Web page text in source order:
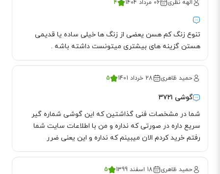
کلیدها در نبود نور هم، امکان‌پذیر باشد. سه کلید منو درست در زیر نمایش‌گر قرار
گرفته‌اند که با استفاده از آن‌ها، می‌توانید تنظیمات مختلف گوشی را انجام دهید.
چهار کلید پاسخ‌دهی به تماس، قطع کردن تماس، Speaker و ECO در اطراف کلید
بزرگ چهار جهته، قرار گرفته‌اند. پس از آن‌ها هم، 12 کلید شماره‌گیر روی بدنه گوشی
بی‌سیم 3721 تعبیه شده‌اند.
مسدود کردن تماس های ورودی در تلفن پاناسونیک 3721
و برای همیشه، از دست آن‌ها خلاص شوید. فراموش نکنید که لیست سیاه تلفن
الهه نظری 06 مرداد 1404 4
تنوع زنگ کم هسن یعضی از زنگ ها خیلی ساده یا قدیمی
هستن گزینه های بیشتری میتونست داشته باشه .
حمید ظاهری 28 خرداد 1401 5
گوشی ۳۷۲۱
شما در مشخصات فنی گذاشتین که این گوشی شماره گیر
سریع داره در صورتی که نداره و من با اطلاعات سایت شما
رفتم خرید کردم الان میبینم که نداره و این یعنی ضرر
حمید ظاهری 18 اسفند 1399 5